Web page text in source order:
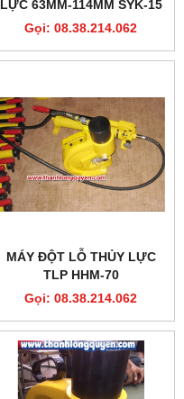
LỰC 63MM-114MM SYK-15
Gọi: 08.38.214.062
MÁY ĐỘT LỖ THỦY LỰC
TLP HHM-70
Gọi: 08.38.214.062